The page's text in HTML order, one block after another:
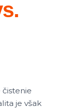
je však